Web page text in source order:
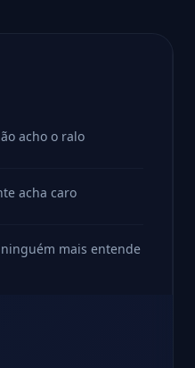
acho o ralo
acha caro
mais entende